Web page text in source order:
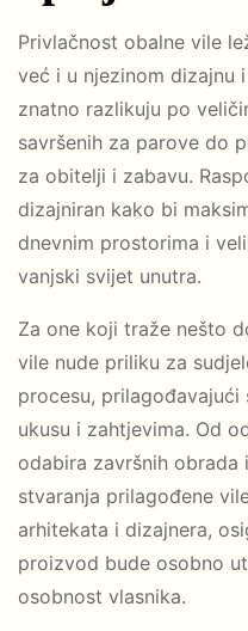
Privlačnost obalne vile
već i u njezinom dizajnu
znatno razlikuju po
savršenih za parove do
za obitelji i zabavu.
dizajniran kako bi
dnevnim prostorima i
vanjski svijet unutra.
Za one koji traže nešto
vile nude priliku za
procesu,
ukusu i zahtjevima. Od
odabira završnih obrada
stvaranja prilagođene
arhitekata i dizajnera,
proizvod bude osobno
osobnost vlasnika.